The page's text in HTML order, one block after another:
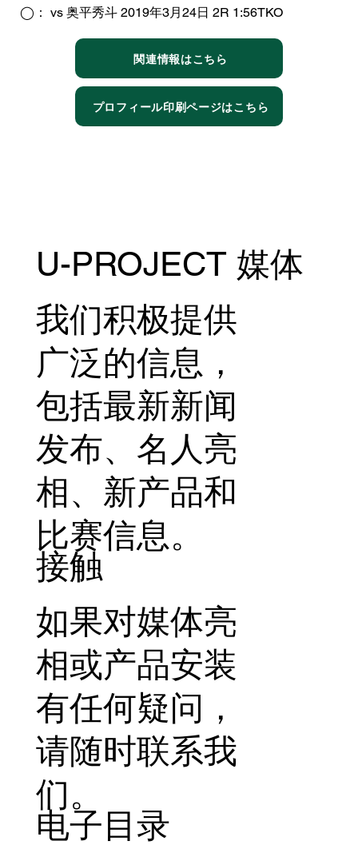
◯： vs 奥平秀斗 2019年3月24日 2R 1:56TKO
関連情報はこちら
プロフィール印刷ページはこちら
U-PROJECT 媒体
我们积极提供
广泛的信息，
包括最新新闻
发布、名人亮
相、新产品和
比赛信息。
接触
如果对媒体亮
相或产品安装
有任何疑问，
请随时联系我
们。
电子目录